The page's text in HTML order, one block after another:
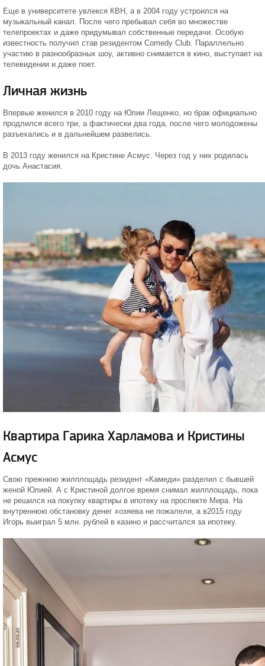
Еще в университете увлекся КВН, а в 2004 году устроился на
музыкальный канал. После чего пребывал себя во множестве
телепроектах и даже придумывал собственные передачи. Особую
известность получил став резидентом Comedy Club. Параллельно
участию в разнообразных шоу, активно снимается в кино, выступает на
телевидении и даже поет.
Личная жизнь
Впервые женился в 2010 году на Юлии Лещенко, но брак официально
продлился всего три, а фактически два года, после чего молодожены
разъехались и в дальнейшем развелись.
В 2013 году женился на Кристине Асмус. Через год у них родилась
дочь Анастасия.
Квартира Гарика Харламова и Кристины
Асмус
Свою прежнюю жилплощадь резидент «Камеди» разделил с бывшей
женой Юлией. А с Кристиной долгое время снимал жилплощадь, пока
не решился на покупку квартиры в ипотеку на проспекте Мира. На
внутреннюю обстановку денег хозяева не пожалели, а в2015 году
Игорь выиграл 5 млн. рублей в казино и рассчитался за ипотеку.